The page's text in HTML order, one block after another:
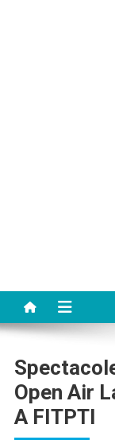
Open Air
A FITPTI